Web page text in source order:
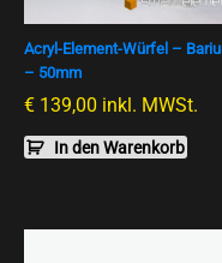
Acryl-Element-Würfel –
– 50mm
€ 139,00 inkl. MWSt.
In den Warenkorb